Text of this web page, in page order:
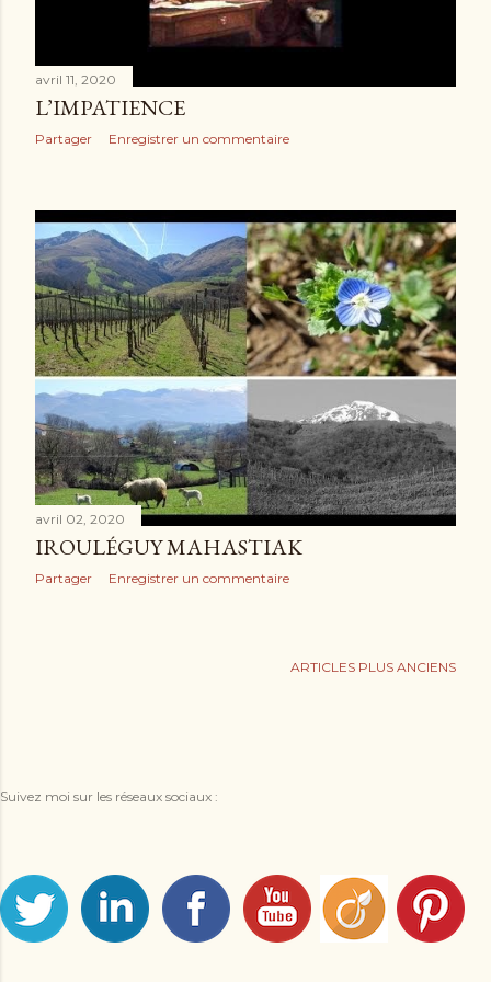
avril 11, 2020
L’IMPATIENCE
Partager Enregistrer un commentaire
avril 02, 2020
IROULÉGUY MAHASTIAK
Partager Enregistrer un commentaire
ARTICLES PLUS ANCIENS
Suivez moi sur les réseaux sociaux :